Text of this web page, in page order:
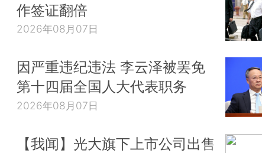
作签证翻倍
2026年08月07日
因严重违纪违法 李云泽被罢免
第十四届全国人大代表职务
2026年08月07日
【我闻】光大旗下上市公司出售